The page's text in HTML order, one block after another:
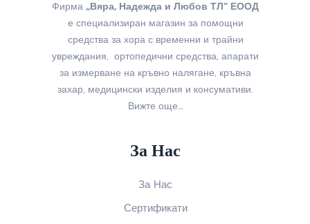
Фирма „Вяра, Надежда и Любов ТЛ“ ЕООД
е специализиран магазин за помощни
средства за хора с временни и трайни
увреждания, ортопедични средства, апарати
за измерване на кръвно налягане, кръвна
захар, медицински изделия и консумативи.
Вижте още…
За Нас
За Нас
Сертификати